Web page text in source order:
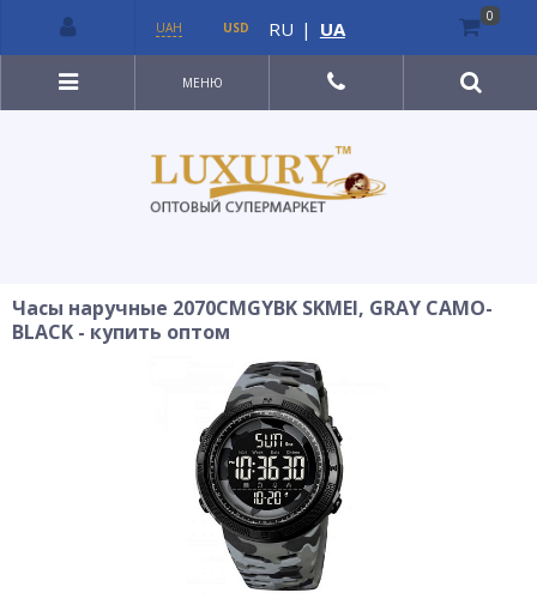
МЕНЮ
Часы наручные 2070CMGYBK SKMEI, GRAY CAMO-
BLACK - купить оптом
UAH USD RU | UA
0